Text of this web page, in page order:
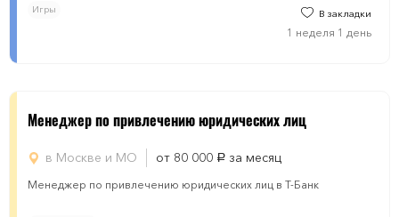
Игры В закладки
1 неделя 1 день
Менеджер по привлечению юридических лиц
в Москве и МО от 80 000 руб. за месяц
Менеджер по привлечению юридических лиц в Т-Банк